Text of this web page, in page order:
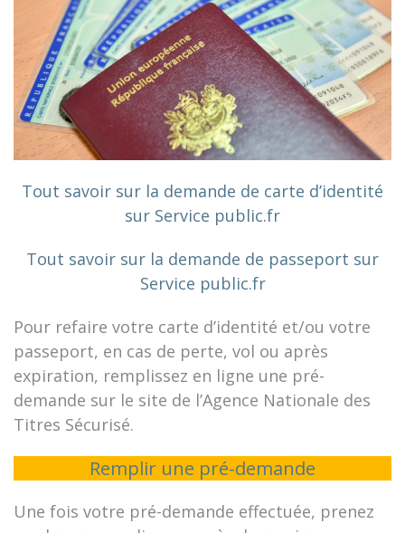
Tout savoir sur la demande de carte d’identité
sur Service public.fr
Tout savoir sur la demande de passeport sur
Service public.fr
Pour refaire votre carte d’identité et/ou votre
passeport, en cas de perte, vol ou après
expiration, remplissez en ligne une pré-
demande sur le site de l’Agence Nationale des
Titres Sécurisé.
Remplir une pré-demande
Une fois votre pré-demande effectuée, prenez